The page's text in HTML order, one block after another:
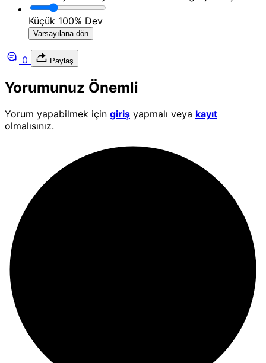
Küçük 100% Dev
Varsayılana dön
0 Paylaş
Yorumunuz Önemli
Yorum yapabilmek için giriş yapmalı veya kayıt
olmalısınız.